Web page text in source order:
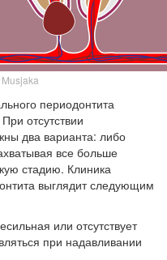
периодонтита
отсутствии
два варианта: либо
все больше
стадию. Клиника
выглядит следующим
или отсутствует
при надавливании